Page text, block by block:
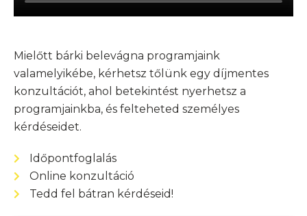
Mielőtt bárki belevágna programjaink
valamelyikébe, kérhetsz tőlünk egy díjmentes
konzultációt, ahol betekintést nyerhetsz a
programjainkba, és felteheted személyes
kérdéseidet.
Időpontfoglalás
Online konzultáció
Tedd fel bátran kérdéseid!